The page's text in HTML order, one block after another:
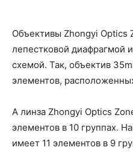
Объективы Zhongyi Optics
лепестковой диафрагмой
схемой. Так, объектив
элементов,
А линза Zhongyi Optics
элементов в 10 группах.
имеет 11 элементов в 9